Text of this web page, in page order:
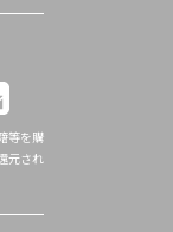
等を購
元され